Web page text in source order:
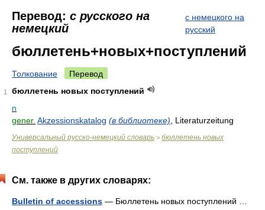
Перевод: с русского на
немецкий
с немецкого на
русский
бюллетень+новых+поступлений
Толкование Перевод
1
бюллетень новых поступлений
n
gener. Akzessionskatalog (в библиотеке) , Literaturzeitung
Универсальный русско-немецкий словарь > бюллетень новых
поступлений
См. также в других словарях:
Bulletin of accessions — Бюллетень новых поступлений …